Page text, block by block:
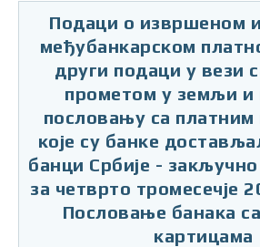
Подаци о извршеном
међубанкарском
други подаци у вези
прометом у земљи и
пословању са платним
које су банке
банци Србије -
за четврто тромесечје
Пословање банака
картицама